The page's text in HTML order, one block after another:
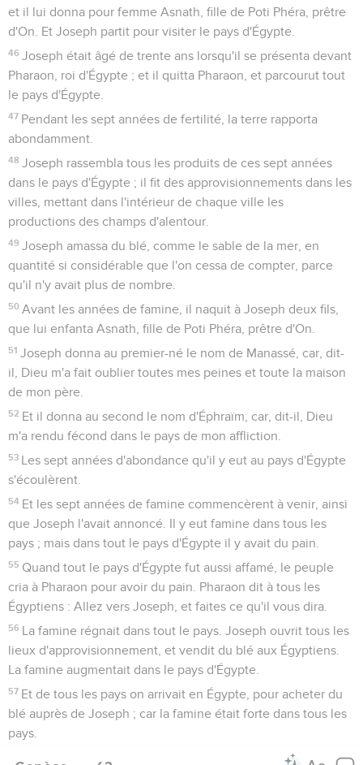
et il lui donna pour femme Asnath, fille de Poti Phéra, prêtre
d'On. Et Joseph partit pour visiter le pays d'Égypte.
46 Joseph était âgé de trente ans lorsqu'il se présenta devant
Pharaon, roi d'Égypte ; et il quitta Pharaon, et parcourut tout
le pays d'Égypte.
47 Pendant les sept années de fertilité, la terre rapporta
abondamment.
48 Joseph rassembla tous les produits de ces sept années
dans le pays d'Égypte ; il fit des approvisionnements dans les
villes, mettant dans l'intérieur de chaque ville les
productions des champs d'alentour.
49 Joseph amassa du blé, comme le sable de la mer, en
quantité si considérable que l'on cessa de compter, parce
qu'il n'y avait plus de nombre.
50 Avant les années de famine, il naquit à Joseph deux fils,
que lui enfanta Asnath, fille de Poti Phéra, prêtre d'On.
51 Joseph donna au premier-né le nom de Manassé, car, dit-
il, Dieu m'a fait oublier toutes mes peines et toute la maison
de mon père.
52 Et il donna au second le nom d'Éphraïm, car, dit-il, Dieu
m'a rendu fécond dans le pays de mon affliction.
53 Les sept années d'abondance qu'il y eut au pays d'Égypte
s'écoulèrent.
54 Et les sept années de famine commencèrent à venir, ainsi
que Joseph l'avait annoncé. Il y eut famine dans tous les
pays ; mais dans tout le pays d'Égypte il y avait du pain.
55 Quand tout le pays d'Égypte fut aussi affamé, le peuple
cria à Pharaon pour avoir du pain. Pharaon dit à tous les
Égyptiens : Allez vers Joseph, et faites ce qu'il vous dira.
56 La famine régnait dans tout le pays. Joseph ouvrit tous les
lieux d'approvisionnement, et vendit du blé aux Égyptiens.
La famine augmentait dans le pays d'Égypte.
57 Et de tous les pays on arrivait en Égypte, pour acheter du
blé auprès de Joseph ; car la famine était forte dans tous les
pays.